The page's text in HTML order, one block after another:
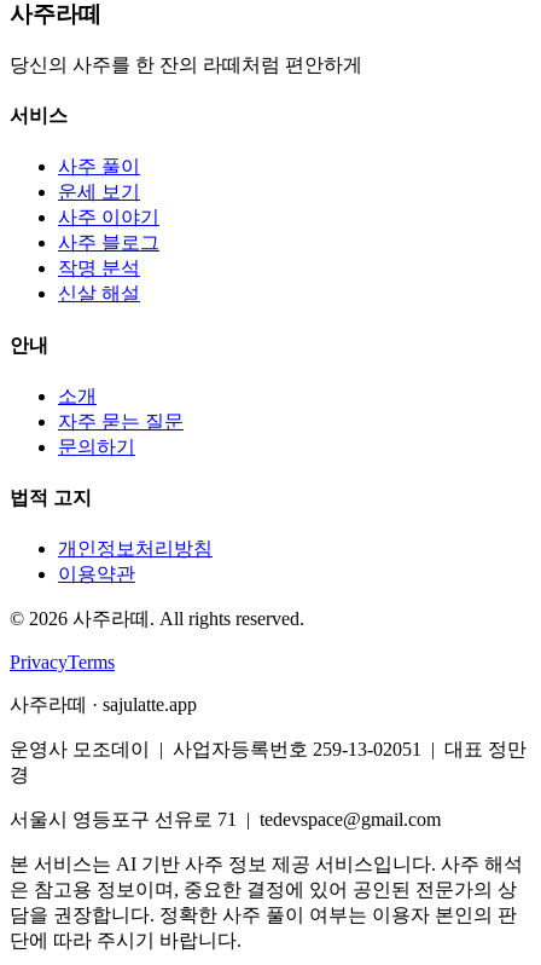
사주라떼
당신의 사주를 한 잔의 라떼처럼 편안하게
서비스
사주 풀이
운세 보기
사주 이야기
사주 블로그
작명 분석
신살 해설
안내
소개
자주 묻는 질문
문의하기
법적 고지
개인정보처리방침
이용약관
© 2026 사주라떼. All rights reserved.
PrivacyTerms
사주라떼 · sajulatte.app
운영사 모조데이 | 사업자등록번호 259-13-02051 | 대표 정만
경
서울시 영등포구 선유로 71 | tedevspace@gmail.com
본 서비스는 AI 기반 사주 정보 제공 서비스입니다. 사주 해석
은 참고용 정보이며, 중요한 결정에 있어 공인된 전문가의 상
담을 권장합니다. 정확한 사주 풀이 여부는 이용자 본인의 판
단에 따라 주시기 바랍니다.